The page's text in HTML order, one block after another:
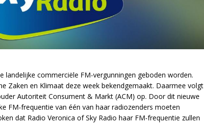
landelijke commerciële FM-vergunningen geboden worden.
Zaken en Klimaat deze week bekendgemaakt. Daarmee volgt
Autoriteit Consument & Markt (ACM) op. Door dit nieuwe
FM-frequentie van één van haar radiozenders moeten
dat Radio Veronica of Sky Radio haar FM-frequentie zullen